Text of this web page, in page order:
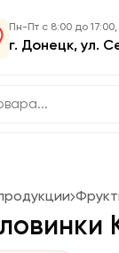
Пн-Пт с 8:00 до
г. Донецк, ул.